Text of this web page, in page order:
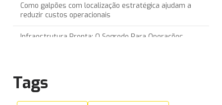
Como galpões com localização estratégica ajudam a
reduzir custos operacionais
Infraestrutura Pronta: O Segredo Para Operações
Sobre o Crescimento do Setor
Incentivos Fiscais para Empresas que Optam por Galpões
Tags